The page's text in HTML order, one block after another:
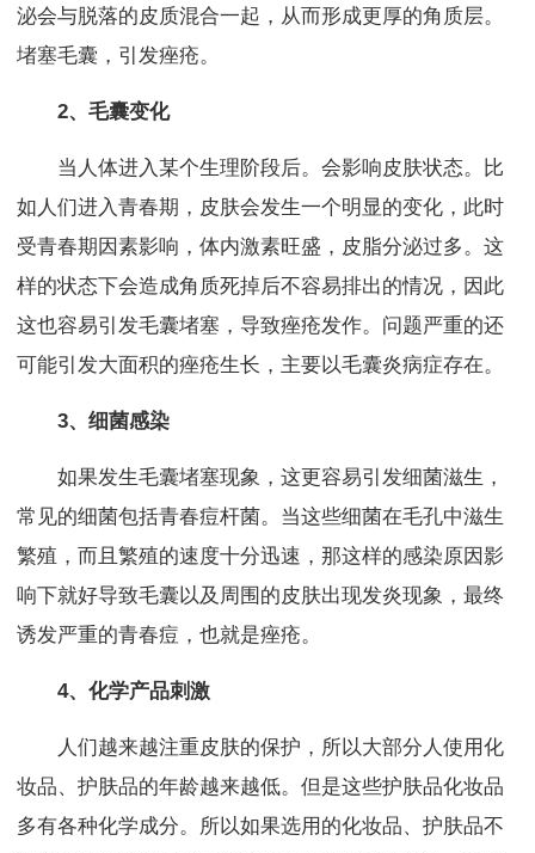
泌会与脱落的皮质混合一起，从而形成更厚的角质层。
堵塞毛囊，引发痤疮。
2、毛囊变化
当人体进入某个生理阶段后。会影响皮肤状态。比
如人们进入青春期，皮肤会发生一个明显的变化，此时
受青春期因素影响，体内激素旺盛，皮脂分泌过多。这
样的状态下会造成角质死掉后不容易排出的情况，因此
这也容易引发毛囊堵塞，导致痤疮发作。问题严重的还
可能引发大面积的痤疮生长，主要以毛囊炎病症存在。
3、细菌感染
如果发生毛囊堵塞现象，这更容易引发细菌滋生，
常见的细菌包括青春痘杆菌。当这些细菌在毛孔中滋生
繁殖，而且繁殖的速度十分迅速，那这样的感染原因影
响下就好导致毛囊以及周围的皮肤出现发炎现象，最终
诱发严重的青春痘，也就是痤疮。
4、化学产品刺激
人们越来越注重皮肤的保护，所以大部分人使用化
妆品、护肤品的年龄越来越低。但是这些护肤品化妆品
多有各种化学成分。所以如果选用的化妆品、护肤品不